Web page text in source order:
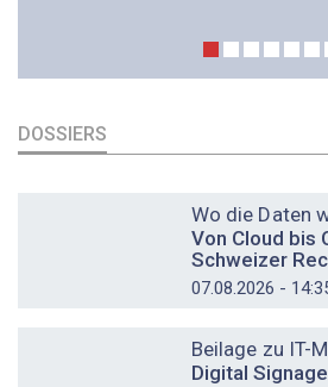
DOSSIERS
Wo die Daten
Von Cloud bis
Schweizer
07.08.2026 -
Beilage zu IT-
Digital